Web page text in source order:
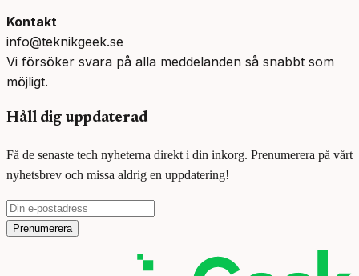
Kontakt
info@teknikgeek.se
Vi försöker svara på alla meddelanden så snabbt som
möjligt.
Håll dig uppdaterad
Få de senaste tech nyheterna direkt i din inkorg. Prenumerera på vårt
nyhetsbrev och missa aldrig en uppdatering!
Prenumerera